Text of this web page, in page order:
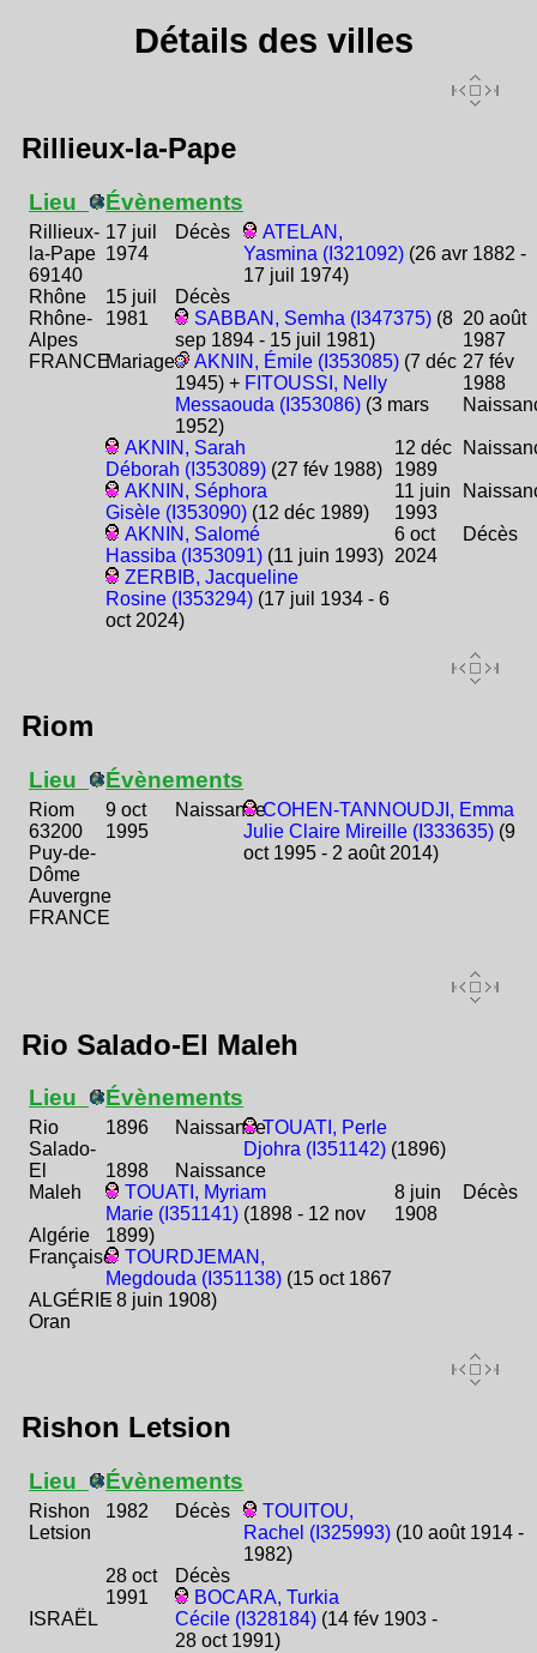
Détails des villes
Rillieux-la-Pape
Lieu
Rillieux-
la-Pape
69140
Rhône
Rhône-
Alpes
FRANCE
Évènements
17 juil
1974
Décès
ATELAN,
Yasmina (I321092) (26 avr 1882 -
17 juil 1974)
15 juil
1981
Décès
SABBAN, Semha (I347375)(8
sep 1894 - 15 juil 1981)
20 août
1987
Mariage
AKNIN, Émile (I353085)(7 déc
1945) + FITOUSSI, Nelly
Messaouda (I353086)(3 mars
1952)
27 fév
1988
AKNIN, Sarah
Déborah (I353089) (27 fév 1988)
12 déc
1989
AKNIN, Séphora
Gisèle (I353090) (12 déc 1989)
11 juin
1993
AKNIN, Salomé
Hassiba (I353091) (11 juin 1993)
6 oct
2024
Décès
ZERBIB, Jacqueline
Rosine (I353294) (17 juil 1934 - 6
oct 2024)
Riom
Lieu
Riom
63200
Puy-de-
Dôme
Auvergne
FRANCE
Évènements
9 oct
1995
NaissanceCOHEN-TANNOUDJI, Emma
Julie Claire Mireille (I333635) (9
oct 1995 - 2 août 2014)
Rio Salado-El Maleh
Lieu
Rio
Salado-
El
Maleh
Algérie
Française
ALGÉRIE
Oran
Évènements
1896 NaissanceTOUATI, Perle
Djohra (I351142) (1896)
1898
Naissance
TOUATI, Myriam
Marie (I351141) (1898 - 12 nov
1899)
8 juin
1908
Décès
TOURDJEMAN,
Megdouda (I351138) (15 oct 1867
- 8 juin 1908)
Rishon Letsion
Lieu
Rishon
Letsion
ISRAËL
Évènements
1982 Décès
TOUITOU,
Rachel (I325993) (10 août 1914 -
1982)
28 oct
1991
Décès
BOCARA, Turkia
Cécile (I328184)(14 fév 1903 -
28 oct 1991)